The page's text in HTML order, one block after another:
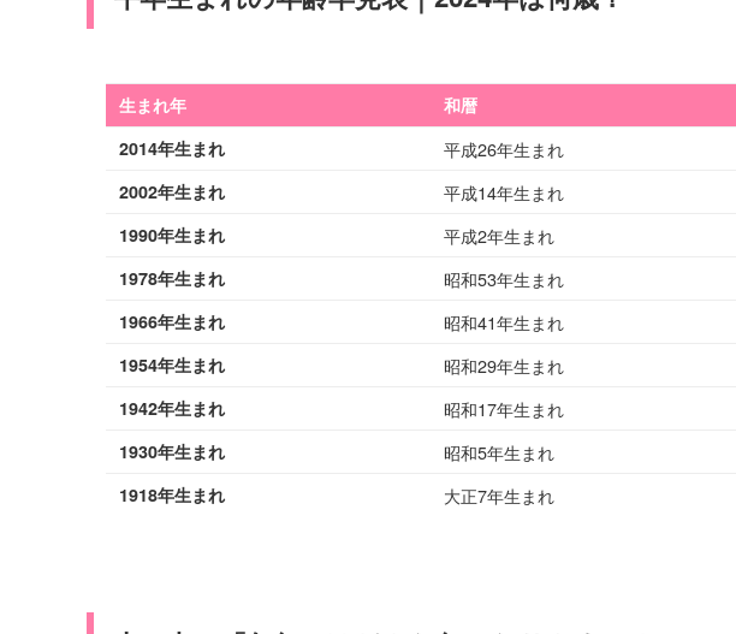
生まれ年 和暦
2014年生まれ
平成26年生まれ
2002年生まれ 平成14年生まれ
1990年生まれ 平成2年生まれ
1978年生まれ 昭和53年生まれ
1966年生まれ 昭和41年生まれ
1954年生まれ 昭和29年生まれ
1942年生まれ 昭和17年生まれ
1930年生まれ 昭和5年生まれ
1918年生まれ 大正7年生まれ